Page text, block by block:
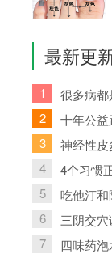
最新更
1
很多病
2
十年公
3
神经性
4
4个习惯
5
吃他汀
6
三阴交
7
四味药